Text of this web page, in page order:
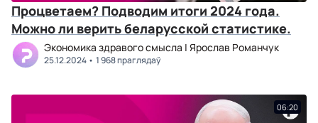
Процветаем? Подводим итоги 2024 года.
Можно ли верить беларусской статистике.
Экономика здравого смысла | Ярослав Романчук
25.12.2024 1 968 праглядаў
06:20